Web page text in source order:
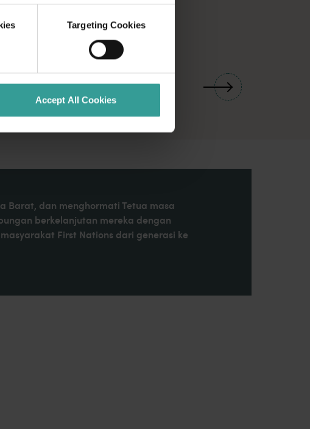
Targeting Cookies
Accept All Cookies
01/03
Barat, dan menghormati Tetua masa
berkelanjutan mereka dengan
First Nations dari generasi ke